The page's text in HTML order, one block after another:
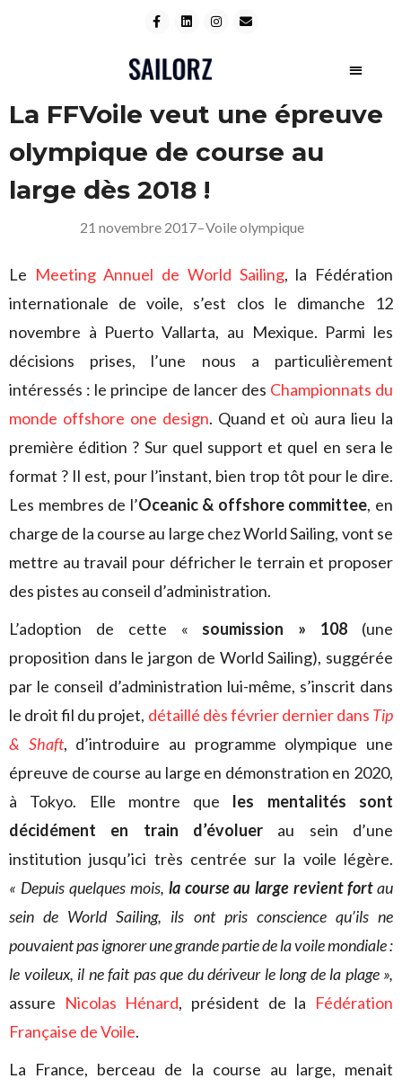
La FFVoile veut une épreuve
olympique de course au
large dès 2018 !
21 novembre 2017–Voile olympique
Le Meeting Annuel de World Sailing, la Fédération
internationale de voile, s’est clos le dimanche 12
novembre à Puerto Vallarta, au Mexique. Parmi les
décisions prises, l’une nous a particulièrement
intéressés : le principe de lancer des Championnats du
monde offshore one design. Quand et où aura lieu la
première édition ? Sur quel support et quel en sera le
format ? Il est, pour l’instant, bien trop tôt pour le dire.
Les membres de l’Oceanic & offshore committee, en
charge de la course au large chez World Sailing, vont se
mettre au travail pour défricher le terrain et proposer
des pistes au conseil d’administration.
L’adoption de cette « soumission » 108 (une
proposition dans le jargon de World Sailing), suggérée
par le conseil d’administration lui-même, s’inscrit dans
le droit fil du projet, détaillé dès février dernier dans Tip
& Shaft, d’introduire au programme olympique une
épreuve de course au large en démonstration en 2020,
à Tokyo. Elle montre que les mentalités sont
décidément en train d’évoluer au sein d’une
institution jusqu’ici très centrée sur la voile légère.
« Depuis quelques mois, la course au large revient fortau
sein de World Sailing, ils ont pris conscience qu’ils ne
pouvaient pas ignorer une grande partie de la voile mondiale :
le voileux, il ne fait pas que du dériveur le long de la plage »,
assure Nicolas Hénard, président de la Fédération
Française de Voile.
La France, berceau de la course au large, menait